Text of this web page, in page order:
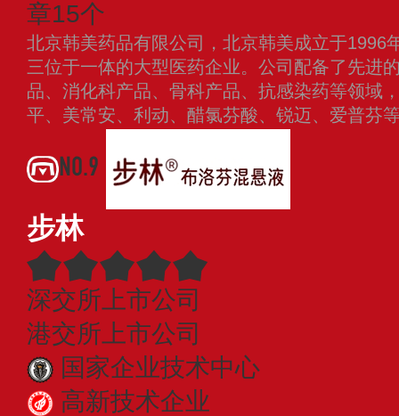
章15个
北京韩美药品有限公司，北京韩美成立于1996
三位于一体的大型医药企业。公司配备了先进
品、消化科产品、骨科产品、抗感染药等领域
平、美常安、利动、醋氯芬酸、锐迈、爱普芬
NO.9
步林
深交所上市公司
港交所上市公司
国家企业技术中心
高新技术企业